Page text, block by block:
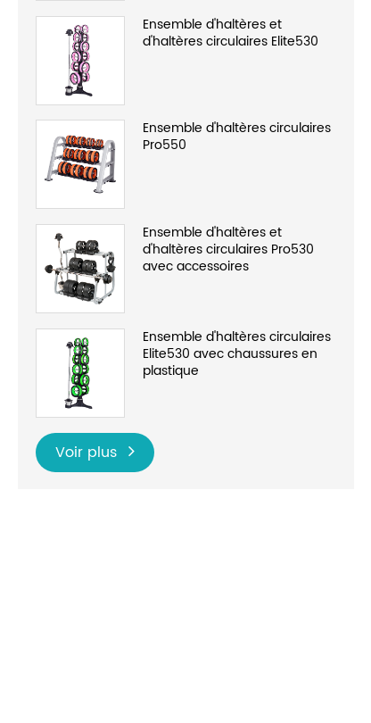
Ensemble d'haltères et
d'haltères circulaires Elite530
Ensemble d'haltères circulaires
Pro550
Ensemble d'haltères et
d'haltères circulaires Pro530
avec accessoires
Ensemble d'haltères circulaires
Elite530 avec chaussures en
plastique
Voir plus